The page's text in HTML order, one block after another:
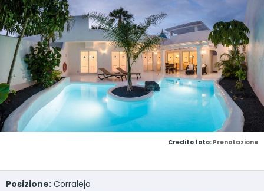
Credito foto: Prenotazione
Posizione: Corralejo